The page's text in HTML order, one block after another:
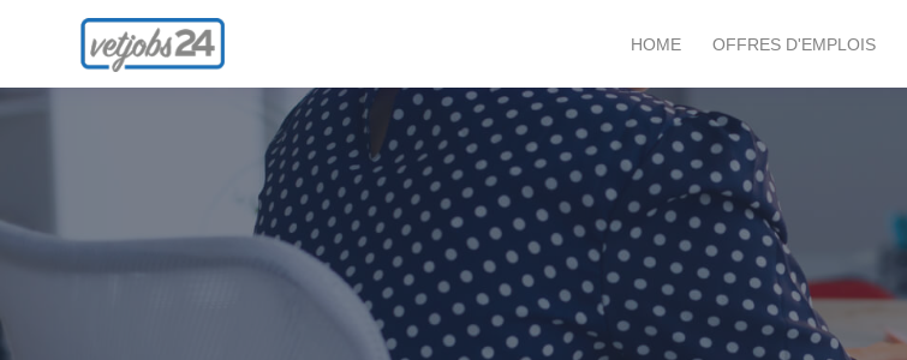
HOME OFFRES D'EMPLOIS